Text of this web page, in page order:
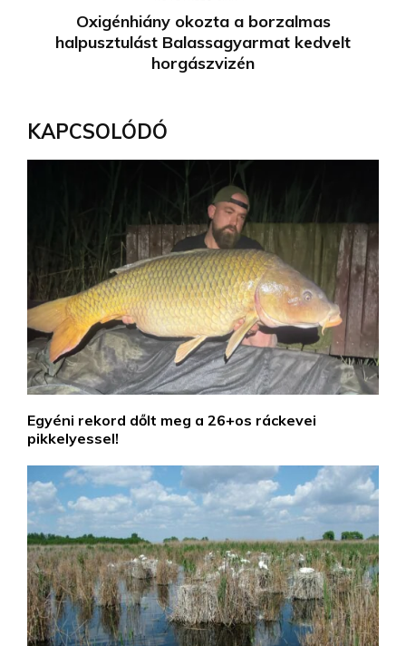
Oxigénhiány okozta a borzalmas
halpusztulást Balassagyarmat kedvelt
horgászvizén
KAPCSOLÓDÓ
Egyéni rekord dőlt meg a 26+os ráckevei
pikkelyessel!